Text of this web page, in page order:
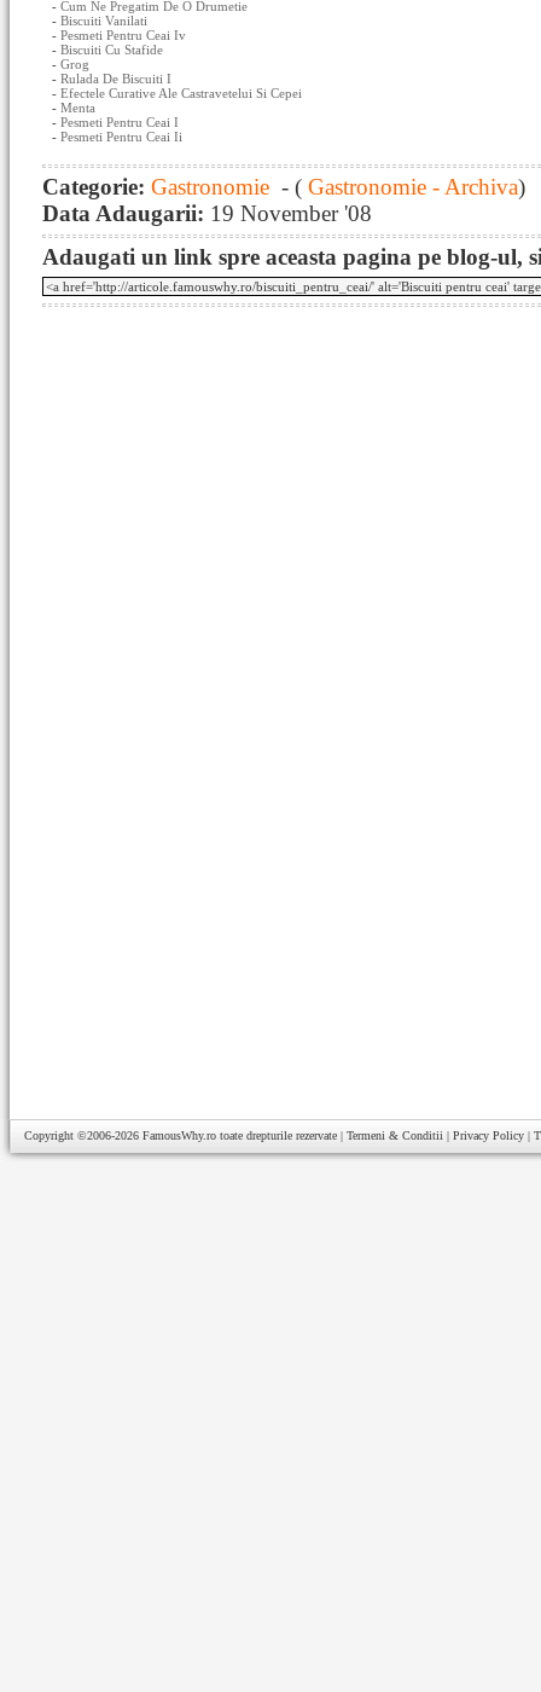
- Cum Ne Pregatim De O Drumetie
- Biscuiti Vanilati
- Pesmeti Pentru Ceai Iv
- Biscuiti Cu Stafide
- Grog
- Rulada De Biscuiti I
- Efectele Curative Ale Castravetelui Si Cepei
- Menta
- Pesmeti Pentru Ceai I
- Pesmeti Pentru Ceai Ii
Categorie: Gastronomie - ( Gastronomie - Archiva)
Data Adaugarii: 19 November '08
Adaugati un link spre aceasta pagina pe blog-ul,
Copyright ©2006-2026 FamousWhy.ro toate drepturile rezervate | Termeni & Conditii | Privacy Policy |